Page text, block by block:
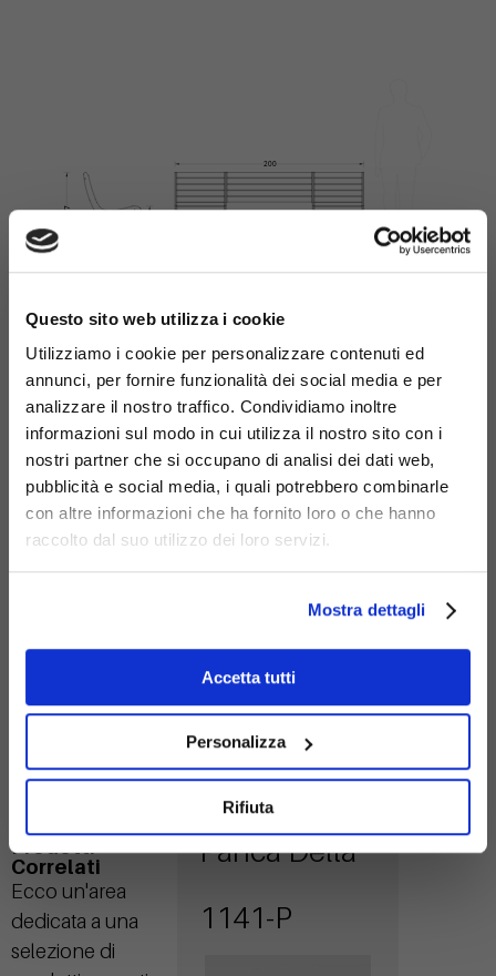
Questo sito web utilizza i cookie
Utilizziamo i cookie per personalizzare contenuti ed
annunci, per fornire funzionalità dei social media e per
analizzare il nostro traffico. Condividiamo inoltre
informazioni sul modo in cui utilizza il nostro sito con i
nostri partner che si occupano di analisi dei dati web,
pubblicità e social media, i quali potrebbero combinarle
con altre informazioni che ha fornito loro o che hanno
raccolto dal suo utilizzo dei loro servizi.
Mostra dettagli
Accetta tutti
Personalizza
Rifiuta
Materiali
Acciaio
Prodotti
Correlati
Ecco un'area
dedicata a una
selezione di
Panca Delta
1141-P